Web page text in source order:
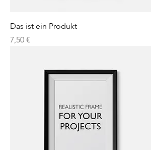
Das ist ein Produkt
Preis
7,50 €